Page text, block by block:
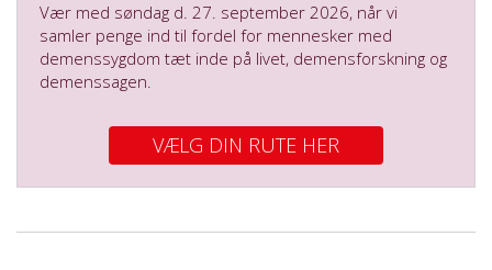
Vær med søndag d. 27. september 2026, når vi
samler penge ind til fordel for mennesker med
demenssygdom tæt inde på livet, demensforskning og
demenssagen.
VÆLG DIN RUTE HER